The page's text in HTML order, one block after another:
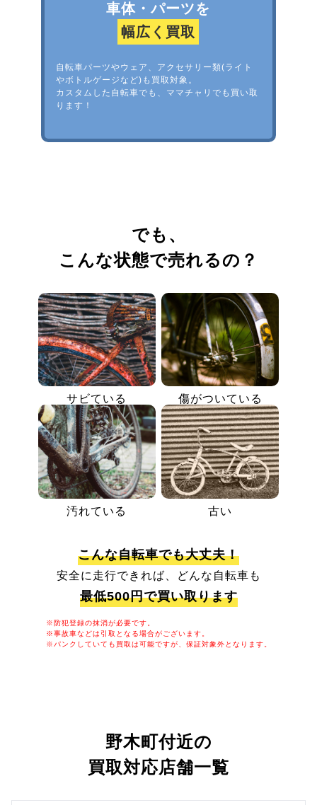
車体・パーツを
幅広く買取
自転車パーツやウェア、アクセサリー類(ライト
やボトルゲージなど)も買取対象。
カスタムした自転車でも、ママチャリでも買い取
ります！
でも、
こんな状態で売れるの？
サビている 傷がついている
汚れている 古い
こんな自転車でも大丈夫！
安全に走行できれば、どんな自転車も
最低500円で買い取ります
※防犯登録の抹消が必要です。
※事故車などは引取となる場合がございます。
※パンクしていても買取は可能ですが、保証対象外となります。
野木町付近の
買取対応店舗一覧